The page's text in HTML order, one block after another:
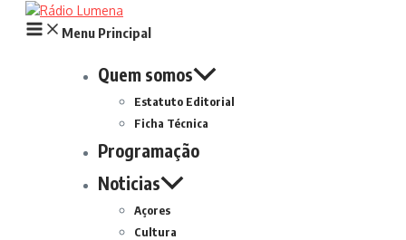
Menu Principal
Quem somos
Estatuto Editorial
Ficha Técnica
Programação
Noticias
Açores
Cultura